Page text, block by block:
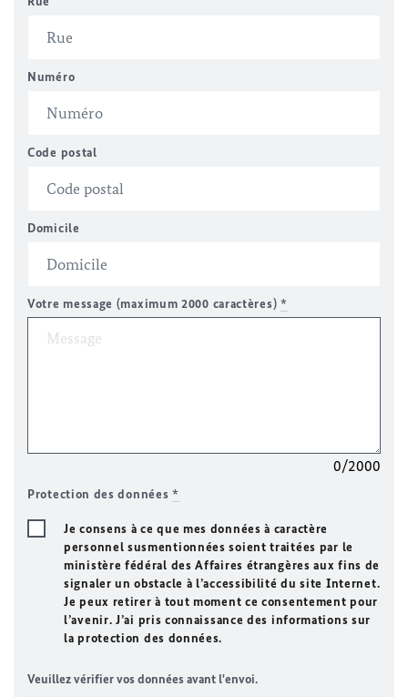
Numéro
Code postal
Domicile
Votre message (maximum 2000 caractères) *
0/2000
Protection des données*
Je consens à ce que mes données à caractère
personnel susmentionnées soient traitées par le
ministère fédéral des Affaires étrangères aux fins de
signaler un obstacle à l’accessibilité du site Internet.
Je peux retirer à tout moment ce consentement pour
l’avenir. J’ai pris connaissance des informations sur
la protection des données.
Veuillez vérifier vos données avant l'envoi.